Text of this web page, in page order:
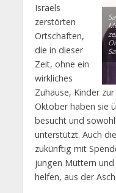
Israels
zerstörten
Ortschaften,
die in dieser
Zeit, ohne ein
wirkliches
Zuhause, Kinder
Oktober haben sie
besucht und
unterstützt. Auch
zukünftig mit
jungen Müttern
helfen, aus der